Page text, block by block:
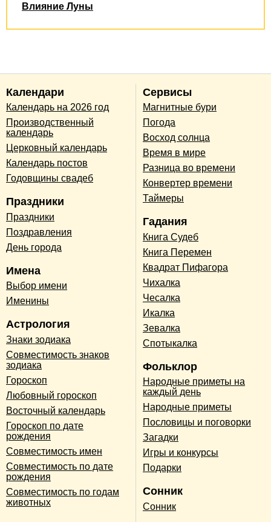
Влияние Луны
Календари
Календарь на 2026 год
Производственный
календарь
Церковный календарь
Календарь постов
Годовщины свадеб
Праздники
Праздники
Поздравления
День города
Имена
Выбор имени
Именины
Астрология
Знаки зодиака
Совместимость знаков
зодиака
Гороскоп
Любовный гороскоп
Восточный календарь
Гороскоп по дате
рождения
Совместимость имен
Совместимость по дате
рождения
Совместимость по годам
животных
Сервисы
Магнитные бури
Погода
Восход солнца
Время в мире
Разница во времени
Конвертер времени
Таймеры
Гадания
Книга Судеб
Книга Перемен
Квадрат Пифагора
Чихалка
Чесалка
Икалка
Зевалка
Спотыкалка
Фольклор
Народные приметы на
каждый день
Народные приметы
Пословицы и поговорки
Загадки
Игры и конкурсы
Подарки
Сонник
Сонник